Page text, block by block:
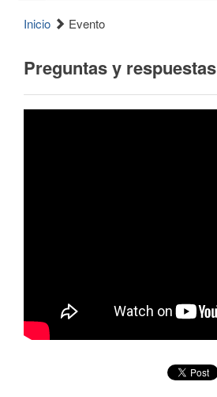
Inicio Evento
Preguntas y respuestas